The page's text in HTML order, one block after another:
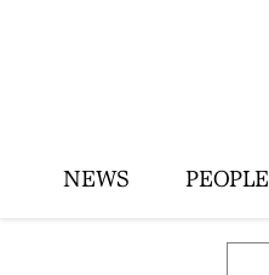
NEWS PEOPLE